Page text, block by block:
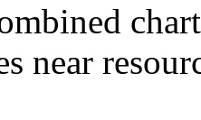
near